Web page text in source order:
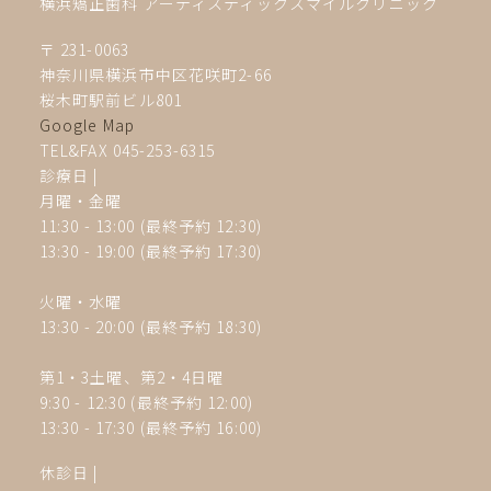
〒 231-0063
神奈川県横浜市中区花咲町2-66
桜木町駅前ビル801
Google Map
TEL&FAX 045-253-6315
診療日 |
月曜・金曜
11:30 - 13:00 (最終予約 12:30)
13:30 - 19:00 (最終予約 17:30)
火曜・水曜
13:30 - 20:00 (最終予約 18:30)
第1・3土曜、第2・4日曜
9:30 - 12:30 (最終予約 12:00)
13:30 - 17:30 (最終予約 16:00)
休診日 |